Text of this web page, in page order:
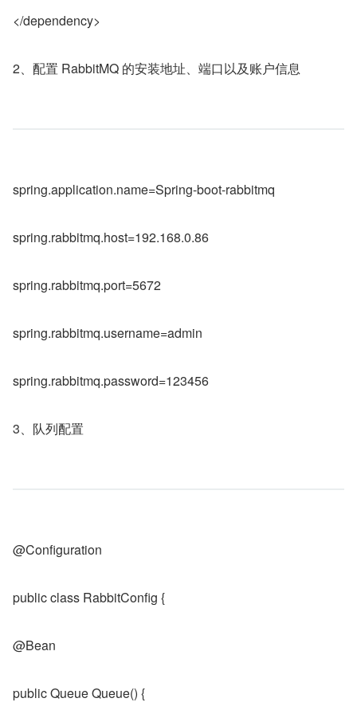
</dependency>
2、配置 RabbitMQ 的安装地址、端口以及账户信息
spring.application.name=Spring-boot-rabbitmq
spring.rabbitmq.host=192.168.0.86
spring.rabbitmq.port=5672
spring.rabbitmq.username=admin
spring.rabbitmq.password=123456
3、队列配置
@Configuration
public class RabbitConfig {
@Bean
public Queue Queue() {